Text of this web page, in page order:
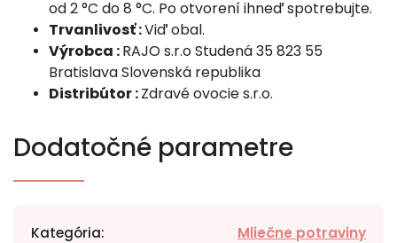
od 2 °C do 8 °C. Po otvorení ihneď spotrebujte.
Trvanlivosť :Viď obal.
Výrobca :RAJO s.r.o Studená 35 823 55
Bratislava Slovenská republika
Distribútor :Zdravé ovocie s.r.o.
Dodatočné parametre
Kategória: Mliečne potraviny